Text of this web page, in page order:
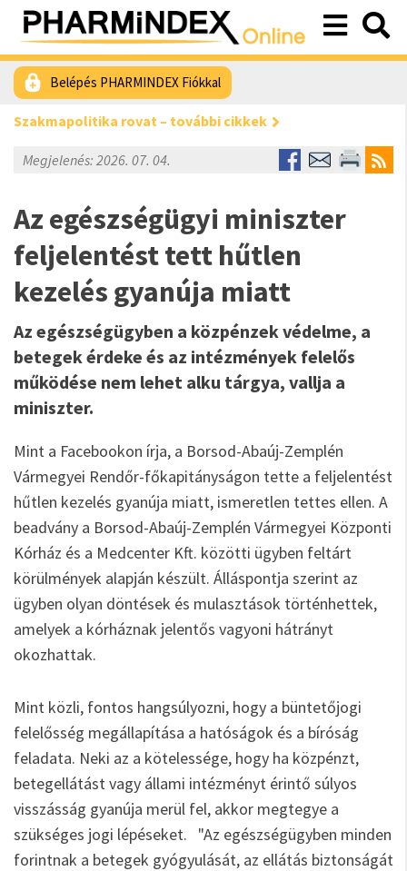
Belépés PHARMINDEX Fiókkal
Szakmapolitika rovat – további cikkek
Megjelenés: 2026. 07. 04.
Az egészségügyi miniszter
feljelentést tett hűtlen
kezelés gyanúja miatt
Az egészségügyben a közpénzek védelme, a
betegek érdeke és az intézmények felelős
működése nem lehet alku tárgya, vallja a
miniszter.
Mint a Facebookon írja, a Borsod-Abaúj-Zemplén
Vármegyei Rendőr-főkapitányságon tette a feljelentést
hűtlen kezelés gyanúja miatt, ismeretlen tettes ellen. A
beadvány a Borsod-Abaúj-Zemplén Vármegyei Központi
Kórház és a Medcenter Kft. közötti ügyben feltárt
körülmények alapján készült. Álláspontja szerint az
ügyben olyan döntések és mulasztások történhettek,
amelyek a kórháznak jelentős vagyoni hátrányt
okozhattak.
Mint közli, fontos hangsúlyozni, hogy a büntetőjogi
felelősség megállapítása a hatóságok és a bíróság
feladata. Neki az a kötelessége, hogy ha közpénzt,
betegellátást vagy állami intézményt érintő súlyos
visszásság gyanúja merül fel, akkor megtegye a
szükséges jogi lépéseket. "Az egészségügyben minden
forintnak a betegek gyógyulását, az ellátás biztonságát